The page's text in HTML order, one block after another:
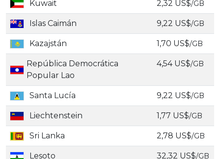
Kuwait 2,32 US$/GB
Islas Caimán 9,22 US$/GB
Kazajstán 1,70 US$/GB
República Democrática
Popular Lao
4,54 US$/GB
Santa Lucía 9,22 US$/GB
Liechtenstein 1,77 US$/GB
Sri Lanka 2,78 US$/GB
Lesoto 32,32 US$/GB